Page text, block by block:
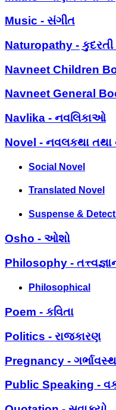
Music - સંગીત
Naturopathy - કુદરતી
Navneet Children
Navneet General
Navlika - નવલિકાઓ
Novel - નવલકથા
Social Novel
Translated Novel
Suspense &
Osho - ઓશો
Philosophy -
Philosophical
Poem - કવિતા
Politics - રાજકારણ
Pregnancy -
Public Speaking -